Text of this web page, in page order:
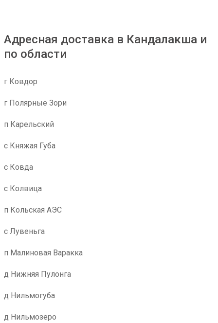
Адресная доставка в Кандалакша и
по области
г Ковдор
г Полярные Зори
п Карельский
с Княжая Губа
с Ковда
с Колвица
п Кольская АЭС
с Лувеньга
п Малиновая Варакка
д Нижняя Пулонга
д Нильмогуба
д Нильмозеро